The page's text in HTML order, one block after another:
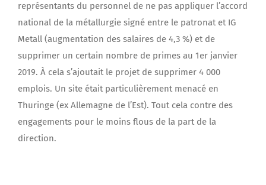
représentants du personnel de ne pas appliquer l’accord
national de la métallurgie signé entre le patronat et IG
Metall (augmentation des salaires de 4,3 %) et de
supprimer un certain nombre de primes au 1er janvier
2019. À cela s’ajoutait le projet de supprimer 4 000
emplois. Un site était particulièrement menacé en
Thuringe (ex Allemagne de l’Est). Tout cela contre des
engagements pour le moins flous de la part de la
direction.